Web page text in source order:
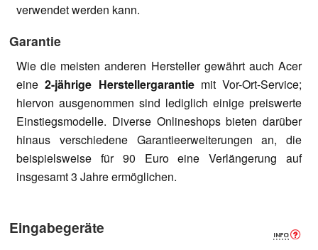
verwendet werden kann.
Garantie
Wie die meisten anderen Hersteller gewährt auch Acer
eine2-jährige Herstellergarantiemit Vor-Ort-Service;
hiervon ausgenommen sind lediglich einige preiswerte
Einstiegsmodelle. Diverse Onlineshops bieten darüber
hinaus verschiedene Garantieerweiterungen an, die
beispielsweise für 90 Euro eine Verlängerung auf
insgesamt 3 Jahre ermöglichen.
Eingabegeräte